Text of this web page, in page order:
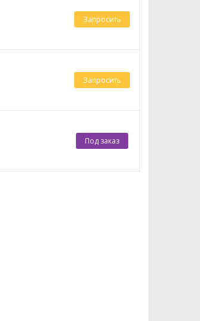
Запросить
Запросить
Под заказ